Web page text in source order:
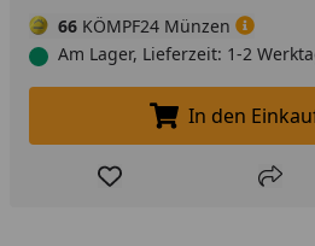
66 KÖMPF24 Münzen
Am Lager, Lieferzeit: 1-2
In
In den
Produkt zur Teilen